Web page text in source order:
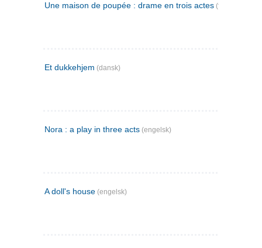
Une maison de poupée : drame en trois actes (fransk)
Et dukkehjem (dansk)
Nora : a play in three acts (engelsk)
A doll's house (engelsk)